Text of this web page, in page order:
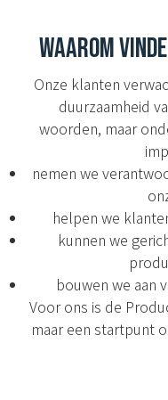
WAAROM
Onze klanten
duurzaamheid
woorden, maar
nemen we
helpen we
kunnen we
bouwen we aan
Voor ons is de
maar een startpunt